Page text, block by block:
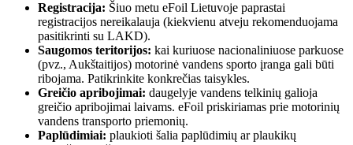
Registracija: Šiuo metu eFoil Lietuvoje paprastai
registracijos nereikalauja (kiekvienu atveju rekomenduojama
pasitikrinti su LAKD).
Saugomos teritorijos: kai kuriuose nacionaliniuose parkuose
(pvz., Aukštaitijos) motorinė vandens sporto įranga gali būti
ribojama. Patikrinkite konkrečias taisykles.
Greičio apribojimai: daugelyje vandens telkinių galioja
greičio apribojimai laivams. eFoil priskiriamas prie motorinių
vandens transporto priemonių.
Paplūdimiai: plaukioti šalia paplūdimių ar plaukikų